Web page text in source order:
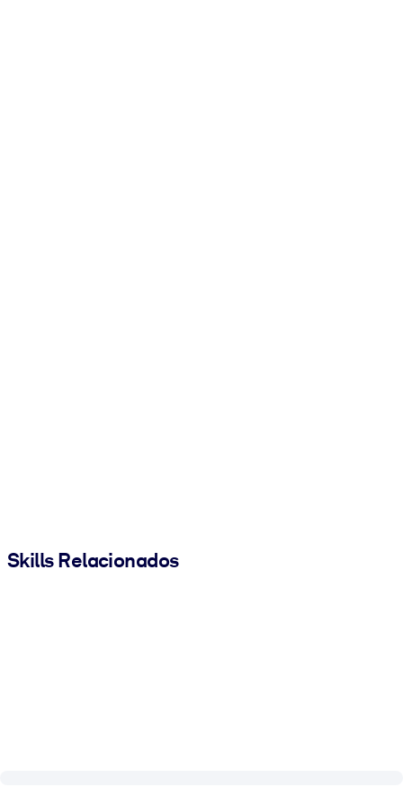
Skills Relacionados